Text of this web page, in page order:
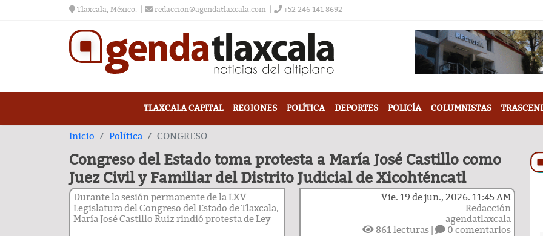
Tlaxcala, México. redaccion@agendatlaxcala.com +52 246 141 8692
TLAXCALA CAPITAL REGIONES POLÍTICA DEPORTES POLICÍA COLUMNISTAS
Inicio Política CONGRESO
Congreso del Estado toma protesta a María José Castillo como
Juez Civil y Familiar del Distrito Judicial de Xicohténcatl
Durante la sesión permanente de la LXV
Legislatura del Congreso del Estado de Tlaxcala,
María José Castillo Ruiz rindió protesta de Ley
Vie. 19 de jun., 2026. 11:45 AM
Redacción
agendatlaxcala
861lecturas | 0 comentarios